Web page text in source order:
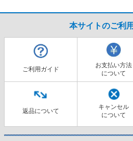
本サイトのご利
ご利用ガイド
お支払い方法
について
返品について
キャンセル
について